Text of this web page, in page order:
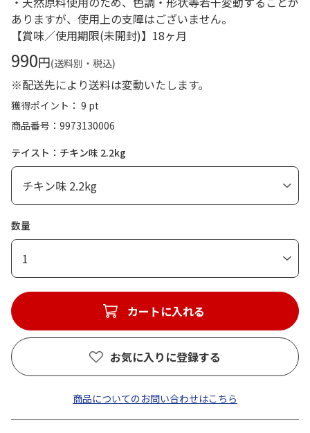
ありますが、使用上の支障はございません。
【賞味／使用期限(未開封)】18ヶ月
990円(送料別・税込)
※配送先により送料は変動いたします。
獲得ポイント： 9 pt
商品番号
9973130006
テイスト：チキン味 2.2kg
数量
1
カートに入れる
お気に入りに登録する
商品についてのお問い合わせはこちら